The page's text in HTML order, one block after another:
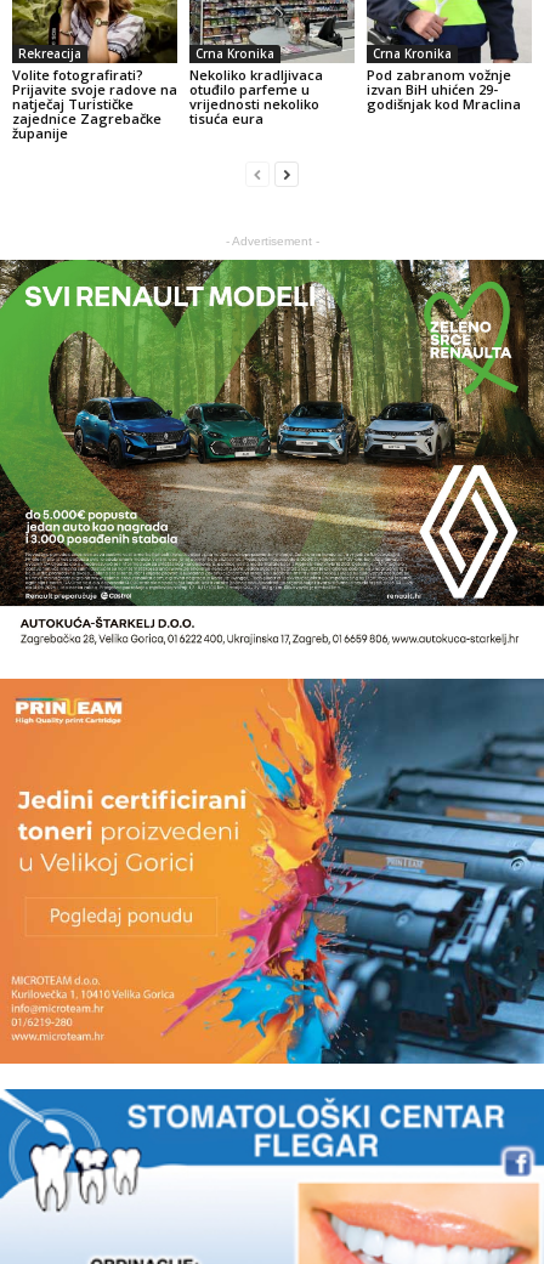
Rekreacija
Volite fotografirati?
Prijavite svoje radove na
natječaj Turističke
zajednice Zagrebačke
županije
Crna Kronika
Nekoliko kradljivaca
otuđilo parfeme u
vrijednosti nekoliko
tisuća eura
Crna Kronika
Pod zabranom vožnje
izvan BiH uhićen 29-
godišnjak kod Mraclina
- Advertisement -